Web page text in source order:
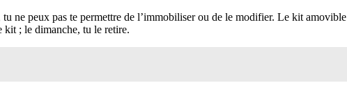
peux pas te permettre de l’immobiliser ou de le modifier. Le kit amovible
kit ; le dimanche, tu le retire.